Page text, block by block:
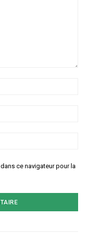
ce navigateur pour la